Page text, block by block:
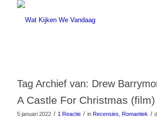
Tag Archief van: Drew
A Castle For Christmas (film)
5 januari 2022 / 1 Reactie / in Recensies Romantiek /